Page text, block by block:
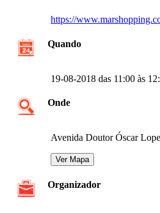
https://
Quando
19-08-2018 das 11:00 às
Onde
Avenida Doutor Óscar
Organizador